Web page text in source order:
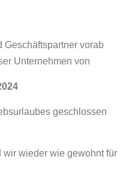
Geschäftspartner vorab
Unternehmen von
geschlossen
wir wieder wie gewohnt für